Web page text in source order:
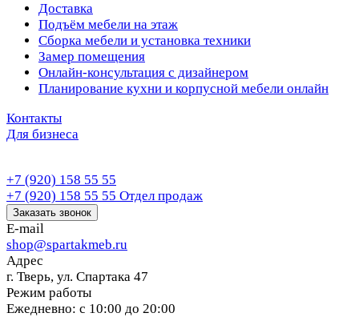
Доставка
Подъём мебели на этаж
Сборка мебели и установка техники
Замер помещения
Онлайн-консультация с дизайнером
Планирование кухни и корпусной мебели онлайн
Контакты
Для бизнеса
+7 (920) 158 55 55
+7 (920) 158 55 55 Отдел продаж
Заказать звонок
E-mail
shop@spartakmeb.ru
Адрес
г. Тверь, ул. Спартака 47
Режим работы
Ежедневно: с 10:00 до 20:00